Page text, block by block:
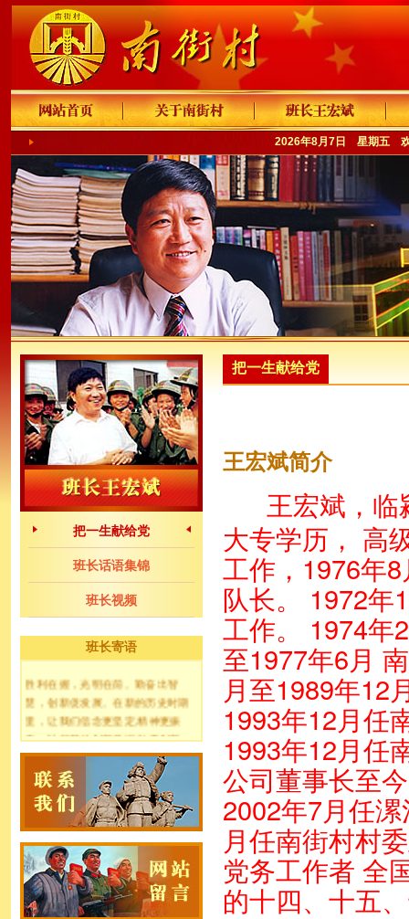
2026年8月7日 星期五
把一生献给党
班长话语集锦
班长视频
班长寄语
胜利在握，光明在前。勤奋出智
慧，创新促发展。在新的历史时期
里，让我们信念更坚定,精神更振
奋，以超前的创新意识,敢于创新，
勤于创新，善于创新，精于创新向
着建设共产主义小社区的光辉目标
奋勇前进！
把一生献给党
王宏斌简介
王宏斌，
大专学历， 高
工作，1976年
队长。 1972年
工作。 1974年
至1977年6月
月至1989年12
1993年12月任
1993年12月任
公司董事长至
2002年7月任
月任南街村村
党务工作者 全
的十四、十五